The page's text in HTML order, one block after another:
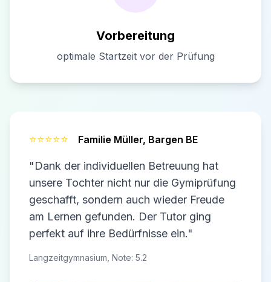
Vorbereitung
optimale Startzeit vor der Prüfung
⭐⭐⭐⭐⭐ Familie Müller, Bargen BE
"Dank der individuellen Betreuung hat
unsere Tochter nicht nur die Gymiprüfung
geschafft, sondern auch wieder Freude
am Lernen gefunden. Der Tutor ging
perfekt auf ihre Bedürfnisse ein."
Langzeitgymnasium, Note: 5.2